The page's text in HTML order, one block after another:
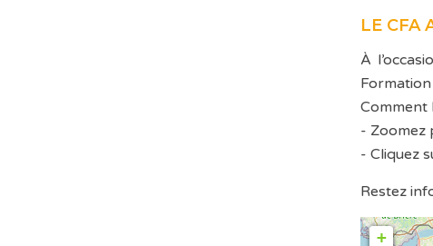
LE CFA
À
Comment
- Zoomez
- Cliquez
Restez
+